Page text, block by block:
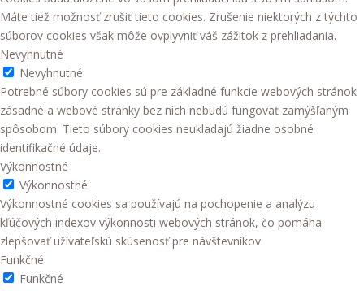
Máte tiež možnosť zrušiť tieto cookies. Zrušenie niektorých z týchto
súborov cookies však môže ovplyvniť váš zážitok z prehliadania.
Nevyhnutné
Nevyhnutné
Potrebné súbory cookies sú pre základné funkcie webových stránok
zásadné a webové stránky bez nich nebudú fungovať zamýšľaným
spôsobom. Tieto súbory cookies neukladajú žiadne osobné
identifikačné údaje.
Výkonnostné
Výkonnostné
Výkonnostné cookies sa používajú na pochopenie a analýzu
kľúčových indexov výkonnosti webových stránok, čo pomáha
zlepšovať užívateľskú skúsenosť pre návštevníkov.
Funkčné
Funkčné